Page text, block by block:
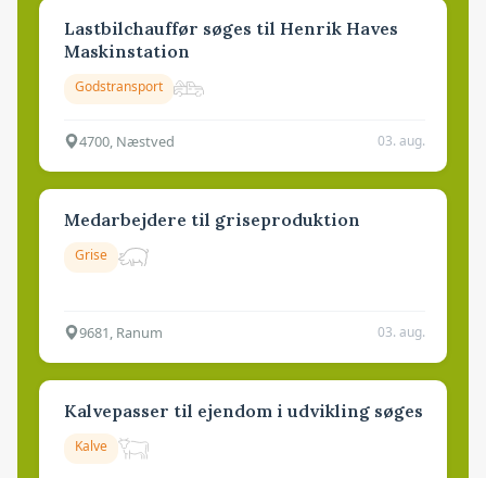
Lastbilchauffør søges til Henrik Haves
Maskinstation
Godstransport
4700, Næstved 03. aug.
Medarbejdere til griseproduktion
Grise
9681, Ranum 03. aug.
Kalvepasser til ejendom i udvikling søges
Kalve